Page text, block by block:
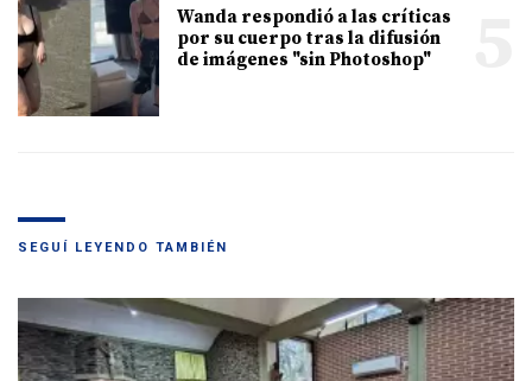
Wanda respondió a las críticas
por su cuerpo tras la difusión
de imágenes "sin Photoshop"
SEGUÍ LEYENDO TAMBIÉN